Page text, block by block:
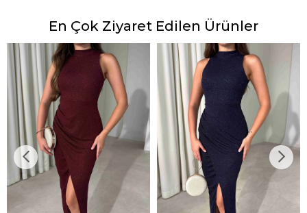
En Çok Ziyaret Edilen Ürünler